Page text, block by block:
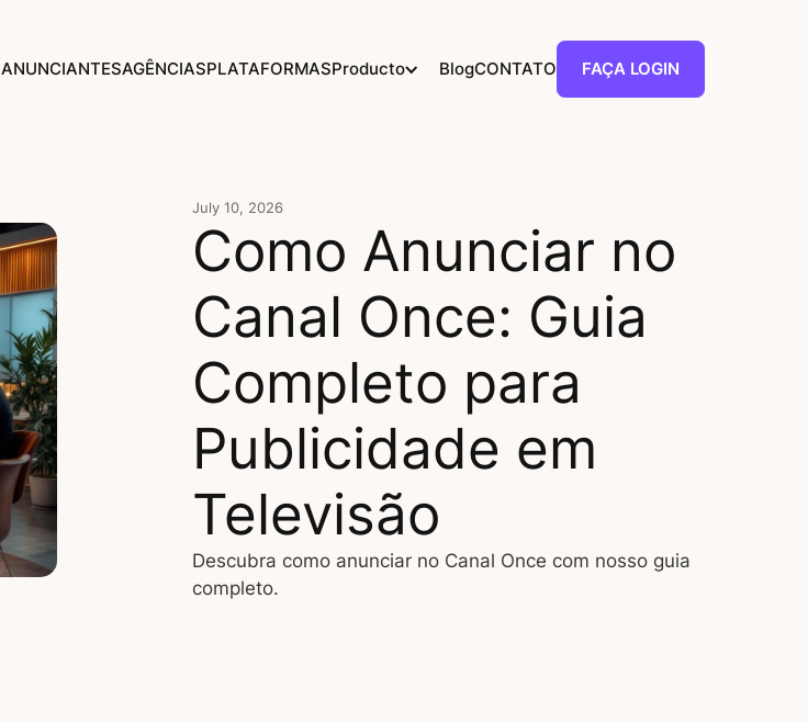
ANUNCIANTESAGÊNCIASPLATAFORMASProducto BlogCONTATO FAÇA LOGIN
July 10, 2026
Como Anunciar no
Canal Once: Guia
Completo para
Publicidade em
Televisão
Descubra como anunciar no Canal Once com nosso guia
completo.